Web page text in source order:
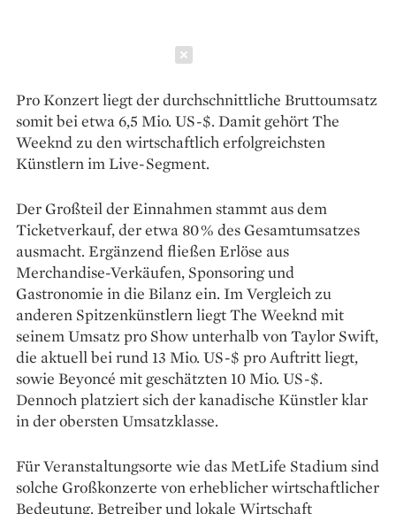
Pro Konzert liegt der durchschnittliche Bruttoumsatz
somit bei etwa 6,5 Mio. US-$. Damit gehört The
Weeknd zu den wirtschaftlich erfolgreichsten
Künstlern im Live-Segment.
Der Großteil der Einnahmen stammt aus dem
Ticketverkauf, der etwa 80 % des Gesamtumsatzes
ausmacht. Ergänzend fließen Erlöse aus
Merchandise-Verkäufen, Sponsoring und
Gastronomie in die Bilanz ein. Im Vergleich zu
anderen Spitzenkünstlern liegt The Weeknd mit
seinem Umsatz pro Show unterhalb von Taylor Swift,
die aktuell bei rund 13 Mio. US-$ pro Auftritt liegt,
sowie Beyoncé mit geschätzten 10 Mio. US-$.
Dennoch platziert sich der kanadische Künstler klar
in der obersten Umsatzklasse.
Für Veranstaltungsorte wie das MetLife Stadium sind
solche Großkonzerte von erheblicher wirtschaftlicher
Bedeutung. Betreiber und lokale Wirtschaft